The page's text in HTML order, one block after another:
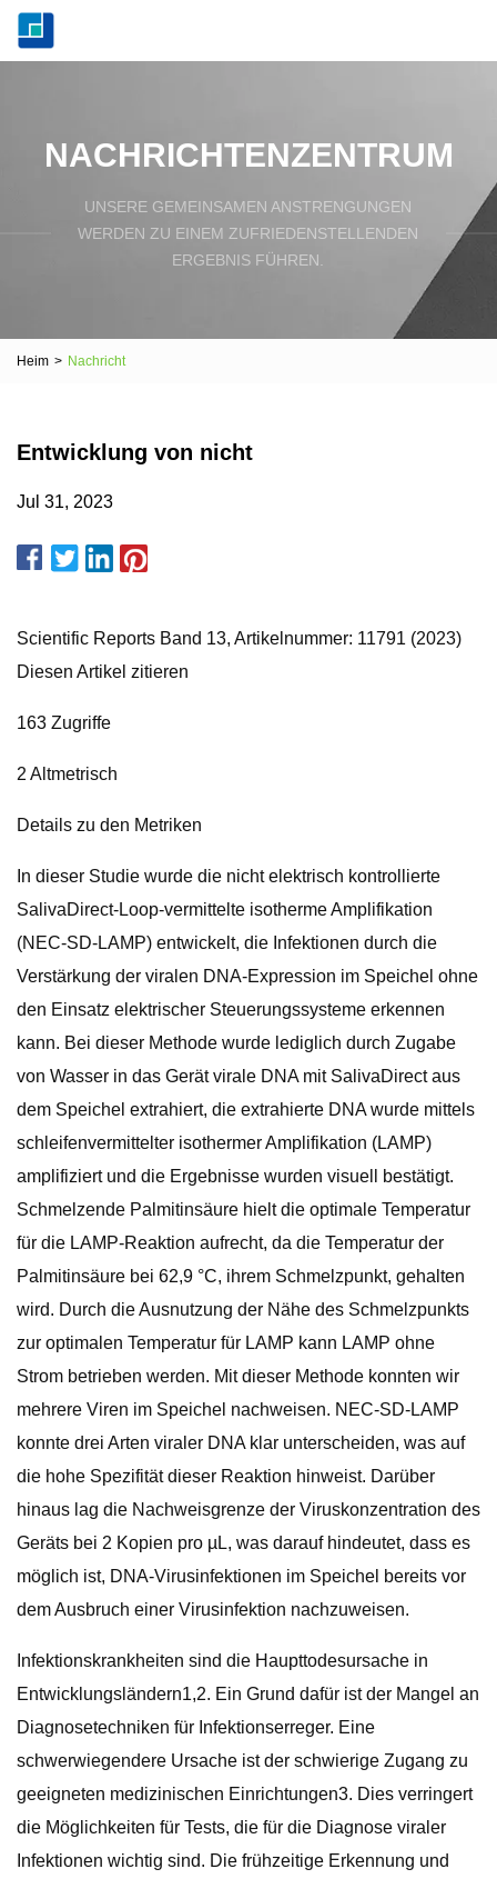
NACHRICHTENZENTRUM
UNSERE GEMEINSAMEN ANSTRENGUNGEN
WERDEN ZU EINEM ZUFRIEDENSTELLENDEN
ERGEBNIS FÜHREN.
Heim > Nachricht
Entwicklung von nicht
Jul 31, 2023
Scientific Reports Band 13, Artikelnummer: 11791 (2023)
Diesen Artikel zitieren
163 Zugriffe
2 Altmetrisch
Details zu den Metriken
In dieser Studie wurde die nicht elektrisch kontrollierte
SalivaDirect-Loop-vermittelte isotherme Amplifikation
(NEC-SD-LAMP) entwickelt, die Infektionen durch die
Verstärkung der viralen DNA-Expression im Speichel ohne
den Einsatz elektrischer Steuerungssysteme erkennen
kann. Bei dieser Methode wurde lediglich durch Zugabe
von Wasser in das Gerät virale DNA mit SalivaDirect aus
dem Speichel extrahiert, die extrahierte DNA wurde mittels
schleifenvermittelter isothermer Amplifikation (LAMP)
amplifiziert und die Ergebnisse wurden visuell bestätigt.
Schmelzende Palmitinsäure hielt die optimale Temperatur
für die LAMP-Reaktion aufrecht, da die Temperatur der
Palmitinsäure bei 62,9 °C, ihrem Schmelzpunkt, gehalten
wird. Durch die Ausnutzung der Nähe des Schmelzpunkts
zur optimalen Temperatur für LAMP kann LAMP ohne
Strom betrieben werden. Mit dieser Methode konnten wir
mehrere Viren im Speichel nachweisen. NEC-SD-LAMP
konnte drei Arten viraler DNA klar unterscheiden, was auf
die hohe Spezifität dieser Reaktion hinweist. Darüber
hinaus lag die Nachweisgrenze der Viruskonzentration des
Geräts bei 2 Kopien pro µL, was darauf hindeutet, dass es
möglich ist, DNA-Virusinfektionen im Speichel bereits vor
dem Ausbruch einer Virusinfektion nachzuweisen.
Infektionskrankheiten sind die Haupttodesursache in
Entwicklungsländern1,2. Ein Grund dafür ist der Mangel an
Diagnosetechniken für Infektionserreger. Eine
schwerwiegendere Ursache ist der schwierige Zugang zu
geeigneten medizinischen Einrichtungen3. Dies verringert
die Möglichkeiten für Tests, die für die Diagnose viraler
Infektionen wichtig sind. Die frühzeitige Erkennung und